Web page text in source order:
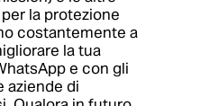
la protezione
costantemente a
la tua
e con gli
aziende di